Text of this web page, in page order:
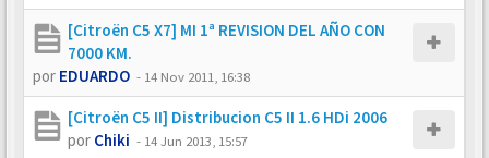
[Citroën C5 X7] MI 1ª REVISION DEL AÑO CON
7000 KM.
por EDUARDO - 14 Nov 2011, 16:38
[Citroën C5 II] Distribucion C5 II 1.6 HDi 2006
por Chiki - 14 Jun 2013, 15:57